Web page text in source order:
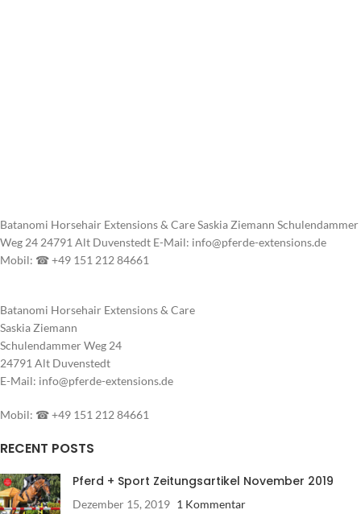
Batanomi Horsehair Extensions & Care Saskia Ziemann Schulendammer
Weg 24 24791 Alt Duvenstedt E-Mail: info@pferde-extensions.de
Mobil: ☎ +49 151 212 84661
Batanomi Horsehair Extensions & Care
Saskia Ziemann
Schulendammer Weg 24
24791 Alt Duvenstedt
E-Mail: info@pferde-extensions.de
Mobil: ☎ +49 151 212 84661
RECENT POSTS
Pferd + Sport Zeitungsartikel November 2019
Dezember 15, 2019 1 Kommentar